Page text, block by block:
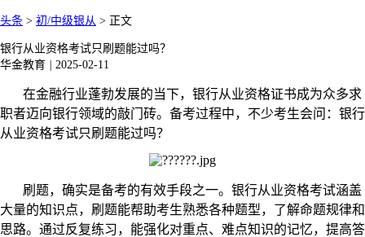
头条 > 初/中级银从 > 正文
银行从业资格考试只刷题能过吗？
华金教育
2025-02-11
在金融行业蓬勃发展的当下，银行从业资格证书成为众多求
职者迈向银行领域的敲门砖。备考过程中，不少考生会问：银行
从业资格考试只刷题能过吗？
刷题，确实是备考的有效手段之一。银行从业资格考试涵盖
大量的知识点，刷题能帮助考生熟悉各种题型，了解命题规律和
思路。通过反复练习，能强化对重点、难点知识的记忆，提高答